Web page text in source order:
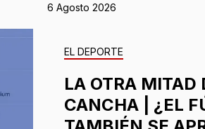
6 Agosto 2026
EL DEPORTE
LA OTRA MITAD
CANCHA | ¿EL